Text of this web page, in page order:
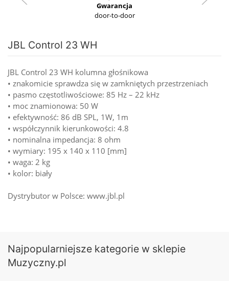
Gwarancja
door-to-door
JBL Control 23 WH
JBL Control 23 WH kolumna głośnikowa
• znakomicie sprawdza się w zamkniętych przestrzeniach
• pasmo częstotliwościowe: 85 Hz – 22 kHz
• moc znamionowa: 50 W
• efektywność: 86 dB SPL, 1W, 1m
• współczynnik kierunkowości: 4.8
• nominalna impedancja: 8 ohm
• wymiary: 195 x 140 x 110 [mm]
• waga: 2 kg
• kolor: biały
Dystrybutor w Polsce: www.jbl.pl
Najpopularniejsze kategorie w sklepie
Muzyczny.pl